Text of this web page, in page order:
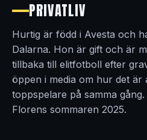
PRIVATLIV
Hurtig är född i Avesta och
Dalarna. Hon är gift och är
tillbaka till elitfotboll efter
öppen i media om hur det är
toppspelare på samma
Florens sommaren 2025.